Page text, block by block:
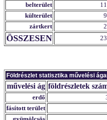
belterület
külterület
zártkert
ÖSSZESEN
Földrészlet statisztika művelési
művelési ág földrészletek
erdő
fásított terület